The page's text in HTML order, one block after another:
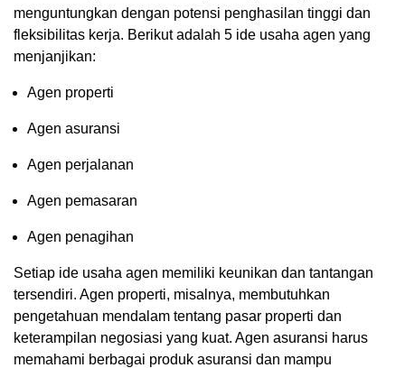
menguntungkan dengan potensi penghasilan tinggi dan
fleksibilitas kerja. Berikut adalah 5 ide usaha agen yang
menjanjikan:
Agen properti
Agen asuransi
Agen perjalanan
Agen pemasaran
Agen penagihan
Setiap ide usaha agen memiliki keunikan dan tantangan
tersendiri. Agen properti, misalnya, membutuhkan
pengetahuan mendalam tentang pasar properti dan
keterampilan negosiasi yang kuat. Agen asuransi harus
memahami berbagai produk asuransi dan mampu